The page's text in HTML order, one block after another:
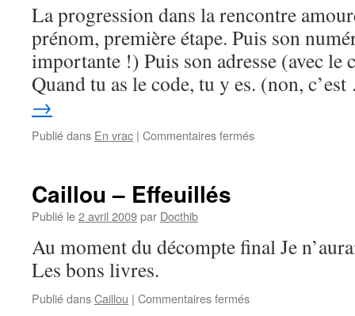
La progression dans la rencontre
prénom, première étape. Puis son
importante !) Puis son adresse (avec le
Quand tu as le code, tu y es. (non,
→
Publié dans En vrac | Commentaires ferméssur
Caillou – Effeuillés
Publié le2 avril 2009par Docthib
Au moment du décompte final Je
Les bons livres.
Publié dansCaillou | Commentaires ferméssur